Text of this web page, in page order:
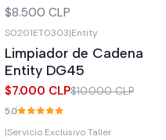
$8.500 CLP
-30% OFF
S0201ET0303|Entity
Limpiador de Cadena
Entity DG45
$7.000 CLP$10.000 CLP
5.0
|Servicio Exclusivo Taller